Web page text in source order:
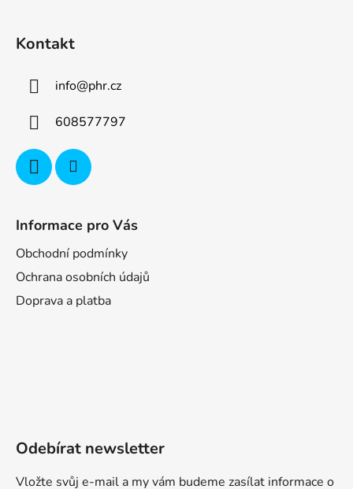
Kontakt
info@phr.cz
608577797
Informace pro Vás
Obchodní podmínky
Ochrana osobních údajů
Doprava a platba
Odebírat newsletter
Vložte svůj e-mail a my vám budeme zasílat informace o